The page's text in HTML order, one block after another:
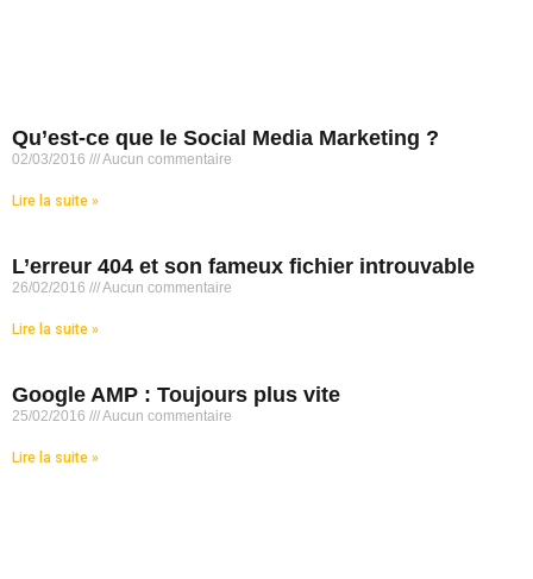
Qu’est-ce que le Social Media Marketing ?
02/03/2016 Aucun commentaire
Lire la suite »
L’erreur 404 et son fameux fichier introuvable
26/02/2016 Aucun commentaire
Lire la suite »
Google AMP : Toujours plus vite
25/02/2016 Aucun commentaire
Lire la suite »